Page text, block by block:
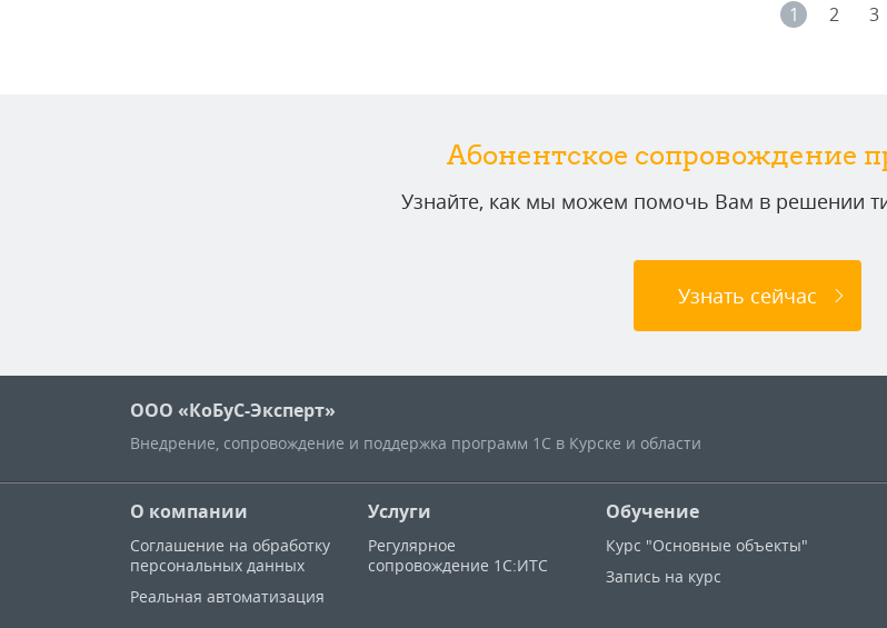
1 2 3
Абонентское сопровождение
Узнайте, как мы можем помочь Вам в решении
Узнать сейчас
ООО «КоБуС-Эксперт»
Внедрение, сопровождение и поддержка программ 1С в Курске и области
О компании
Соглашение на обработку
персональных данных
Реальная автоматизация
Услуги
Регулярное
сопровождение 1С:ИТС
Обучение
Курс "Основные объекты"
Запись на курс